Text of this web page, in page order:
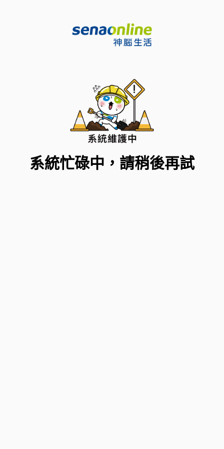
系統忙碌中，請稍後再試